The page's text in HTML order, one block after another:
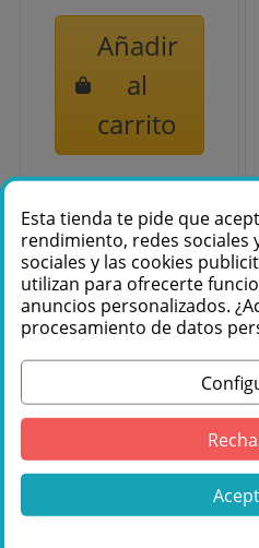
Añadir
al
carrito
SPEAKER WALL
SSW09
Esta tienda te pide que
rendimiento, redes sociales
sociales y las cookies
utilizan para ofrecerte
anuncios personalizados.
procesamiento de datos